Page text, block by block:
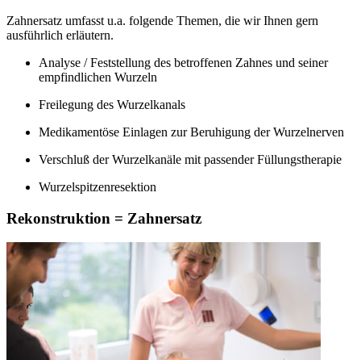
Zahnersatz umfasst u.a. folgende Themen, die wir Ihnen gern
ausführlich erläutern.
Analyse / Feststellung des betroffenen Zahnes und seiner
empfindlichen Wurzeln
Freilegung des Wurzelkanals
Medikamentöse Einlagen zur Beruhigung der Wurzelnerven
Verschluß der Wurzelkanäle mit passender Füllungstherapie
Wurzelspitzenresektion
Rekonstruktion = Zahnersatz